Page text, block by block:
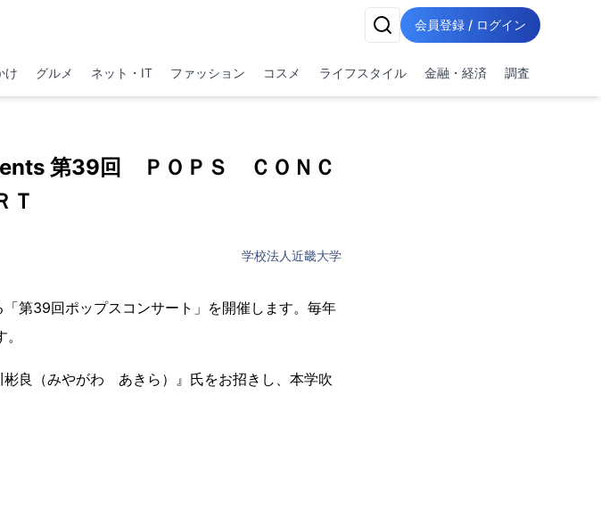
会員登録 / ログイン
け グルメ ネット・IT ファッション コスメ ライフスタイル 金融・経済 調査
第39回 ＰＯＰＳ ＣＯＮＣ
Ｔ
学校法人近畿大学
第39回ポップスコンサート」を開催します。毎年
良（みやがわ あきら）』氏をお招きし、本学吹